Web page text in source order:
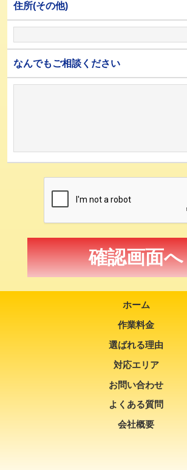
住所(その他)
なんでもご相談ください
ホーム
作業料金
選ばれる理由
対応エリア
お問い合わせ
よくある質問
会社概要